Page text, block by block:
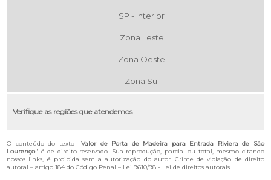
SP - Interior
Zona Leste
Zona Oeste
Zona Sul
Verifique as regiões que atendemos
O conteúdo do texto "Valor de Porta de Madeira para Entrada Riviera de São
Lourenço" é de direito reservado. Sua reprodução, parcial ou total, mesmo citando
nossos links, é proibida sem a autorização do autor. Crime de violação de direito
autoral – artigo 184 do Código Penal – Lei 9610/98 - Lei de direitos autorais.